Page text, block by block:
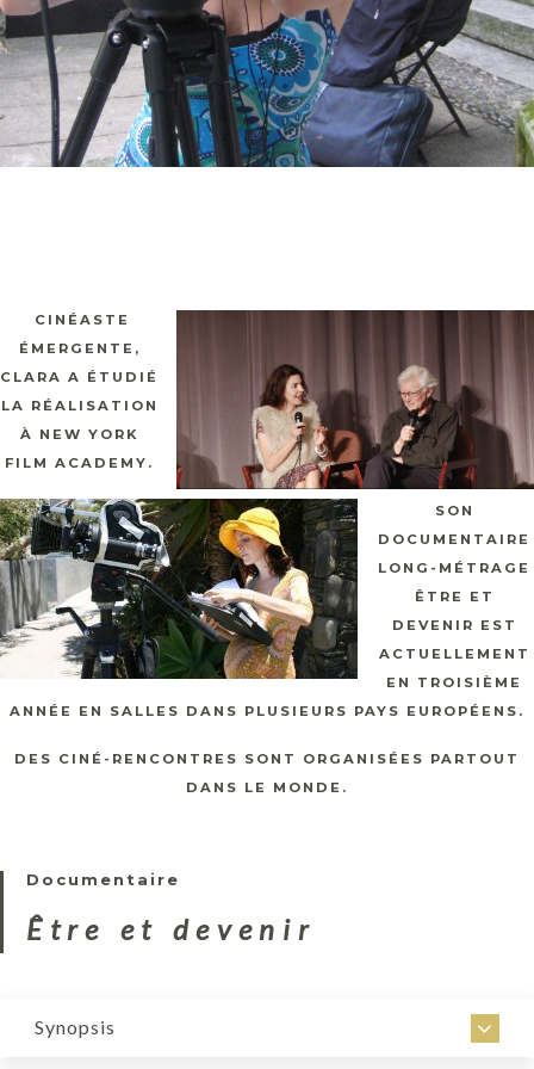
CINÉASTE
ÉMERGENTE,
CLARA A ÉTUDIÉ
LA RÉALISATION
À NEW YORK
FILM ACADEMY.
SON
DOCUMENTAIRE
LONG-MÉTRAGE
ÊTRE ET
DEVENIR EST
ACTUELLEMENT
EN TROISIÈME
ANNÉE EN SALLES DANS PLUSIEURS PAYS EUROPÉENS.
DES CINÉ-RENCONTRES SONT ORGANISÉES PARTOUT
DANS LE MONDE.
Documentaire
Être et devenir
Synopsis